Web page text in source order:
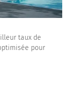
taux de
pour